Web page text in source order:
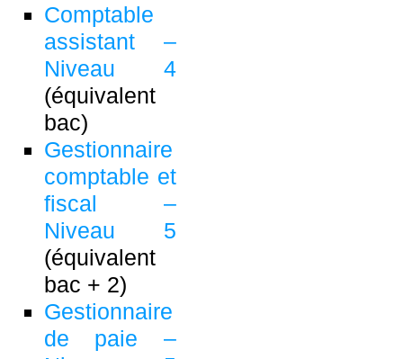
Comptable
assistant –
Niveau 4
(équivalent
bac)
Gestionnaire
comptable et
fiscal –
Niveau 5
(équivalent
bac + 2)
Gestionnaire
de paie –